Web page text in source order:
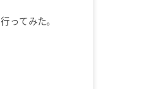
ってみた。